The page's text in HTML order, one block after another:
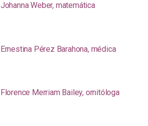
Johanna Weber, matemática
Ernestina Pérez Barahona, médica
Florence Merriam Bailey, ornitóloga